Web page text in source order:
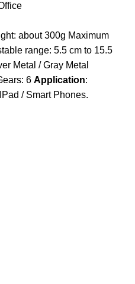
about 300g Maximum
range: 5.5 cm to 15.5
Metal / Gray Metal
6 Application:
/ Smart Phones.